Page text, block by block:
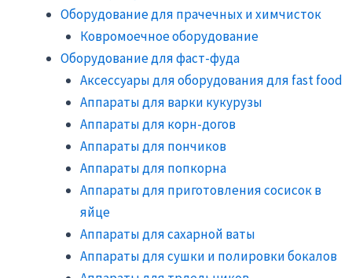
Оборудование для прачечных и химчисток
Ковромоечное оборудование
Оборудование для фаст-фуда
Аксессуары для оборудования для fast food
Аппараты для варки кукурузы
Аппараты для корн-догов
Аппараты для пончиков
Аппараты для попкорна
Аппараты для приготовления сосисок в
яйце
Аппараты для сахарной ваты
Аппараты для сушки и полировки бокалов